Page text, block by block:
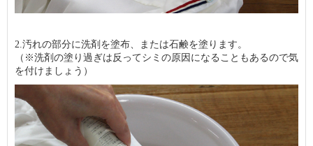
2.汚れの部分に洗剤を塗布、または石鹸を塗ります。
（※洗剤の塗り過ぎは反ってシミの原因になることもあるので気
を付けましょう）